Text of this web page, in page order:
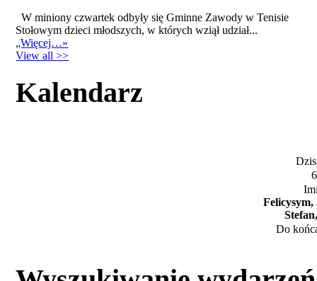
W miniony czwartek odbyły się Gminne Zawody w Tenisie
Stołowym dzieci młodszych, w których wziął udział...
„Więcej…»
View all >>
Kalendarz
Felicysym,
Do